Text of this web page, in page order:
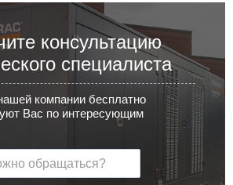
консультацию
специалиста
компании бесплатно
Вас по интересующим